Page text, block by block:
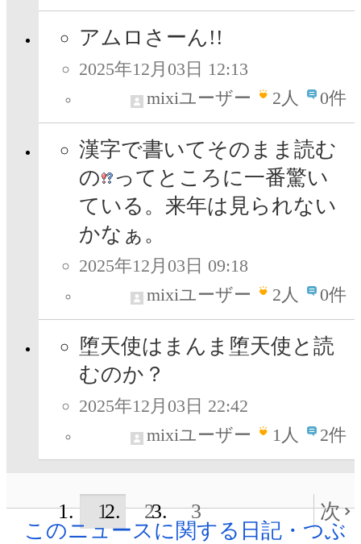
アムロさーん!!
2025年12月03日 12:13
mixiユーザー
2人 0件
漢字で書いてそのまま読む
の
ってところに一番驚い
ている。来年は見られない
かなぁ。
2025年12月03日 09:18
mixiユーザー
2人 0件
堕天使はまんま堕天使と読
むのか？
2025年12月03日 22:42
mixiユーザー
1人 2件
1 2 3
次
このニュースに関する日記・つぶ